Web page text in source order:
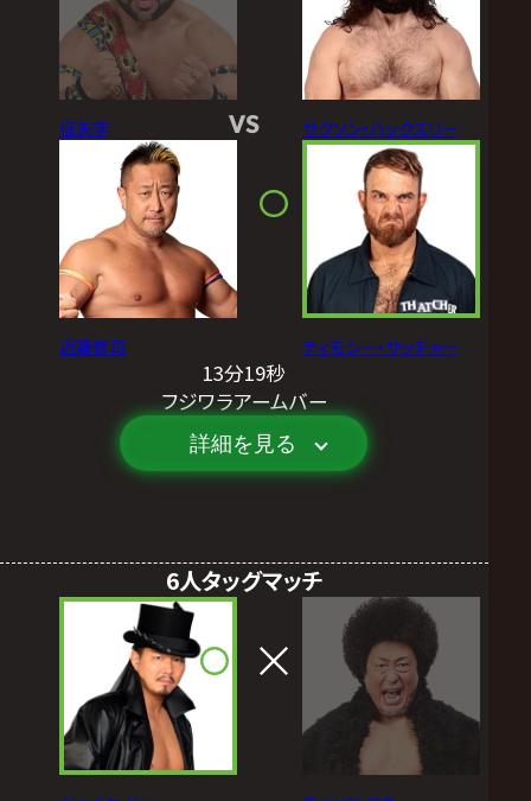
征矢学
近藤修司
VS サクソン・ハックスリー
ティモシー・サッチャー
13分19秒
フジワラアームバー
詳細を見る
6人タッグマッチ